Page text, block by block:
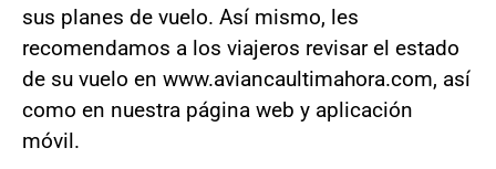
sus planes de vuelo. Así mismo, les
recomendamos a los viajeros revisar el estado
de su vuelo en www.aviancaultimahora.com, así
como en nuestra página web y aplicación
móvil.